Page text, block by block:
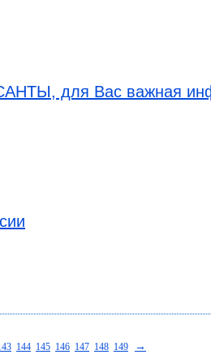
для Вас важная
144 145 146 147 148 149 →